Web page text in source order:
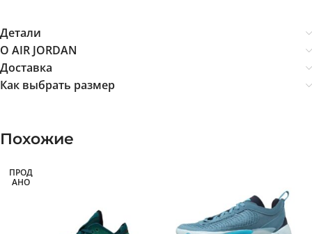
Детали
О AIR JORDAN
Доставка
Как выбрать размер
Похожие
ПРОД
АНО